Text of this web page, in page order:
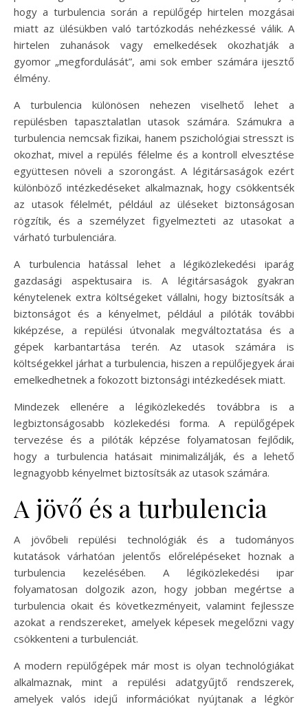
hogy a turbulencia során a repülőgép hirtelen mozgásai
miatt az ülésükben való tartózkodás nehézkessé válik. A
hirtelen zuhanások vagy emelkedések okozhatják a
gyomor „megfordulását”, ami sok ember számára ijesztő
élmény.
A turbulencia különösen nehezen viselhető lehet a
repülésben tapasztalatlan utasok számára. Számukra a
turbulencia nemcsak fizikai, hanem pszichológiai stresszt is
okozhat, mivel a repülés félelme és a kontroll elvesztése
együttesen növeli a szorongást. A légitársaságok ezért
különböző intézkedéseket alkalmaznak, hogy csökkentsék
az utasok félelmét, például az üléseket biztonságosan
rögzítik, és a személyzet figyelmezteti az utasokat a
várható turbulenciára.
A turbulencia hatással lehet a légiközlekedési iparág
gazdasági aspektusaira is. A légitársaságok gyakran
kénytelenek extra költségeket vállalni, hogy biztosítsák a
biztonságot és a kényelmet, például a pilóták további
kiképzése, a repülési útvonalak megváltoztatása és a
gépek karbantartása terén. Az utasok számára is
költségekkel járhat a turbulencia, hiszen a repülőjegyek árai
emelkedhetnek a fokozott biztonsági intézkedések miatt.
Mindezek ellenére a légiközlekedés továbbra is a
legbiztonságosabb közlekedési forma. A repülőgépek
tervezése és a pilóták képzése folyamatosan fejlődik,
hogy a turbulencia hatásait minimalizálják, és a lehető
legnagyobb kényelmet biztosítsák az utasok számára.
A jövő és a turbulencia
A jövőbeli repülési technológiák és a tudományos
kutatások várhatóan jelentős előrelépéseket hoznak a
turbulencia kezelésében. A légiközlekedési ipar
folyamatosan dolgozik azon, hogy jobban megértse a
turbulencia okait és következményeit, valamint fejlessze
azokat a rendszereket, amelyek képesek megelőzni vagy
csökkenteni a turbulenciát.
A modern repülőgépek már most is olyan technológiákat
alkalmaznak, mint a repülési adatgyűjtő rendszerek,
amelyek valós idejű információkat nyújtanak a légkör